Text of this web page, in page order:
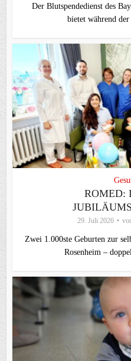
Der Blutspendedienst des
bietet während
ROMED:
29. Juli 2026
Zwei 1.000ste Geburten zur
Rosenheim –